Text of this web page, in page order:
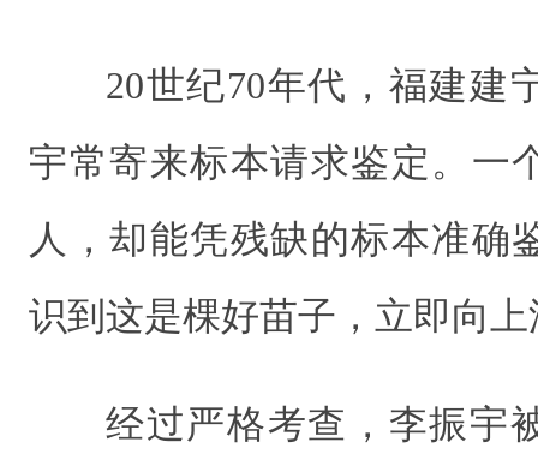
20世纪70年代，福建建
宇常寄来标本请求鉴定。一
人，却能凭残缺的标本准确
识到这是棵好苗子，立即向
经过严格考查，李振宇